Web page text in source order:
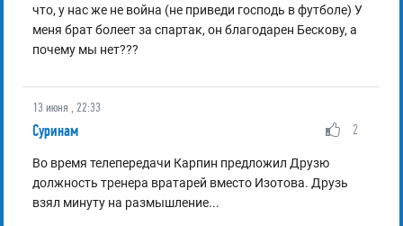
что, у нас же не война (не приведи господь в футболе) У
меня брат болеет за спартак, он благодарен Бескову, а
почему мы нет???
13 июня , 22:33
Суринам 2
Во время телепередачи Карпин предложил Друзю
должность тренера вратарей вместо Изотова. Друзь
взял минуту на размышление...